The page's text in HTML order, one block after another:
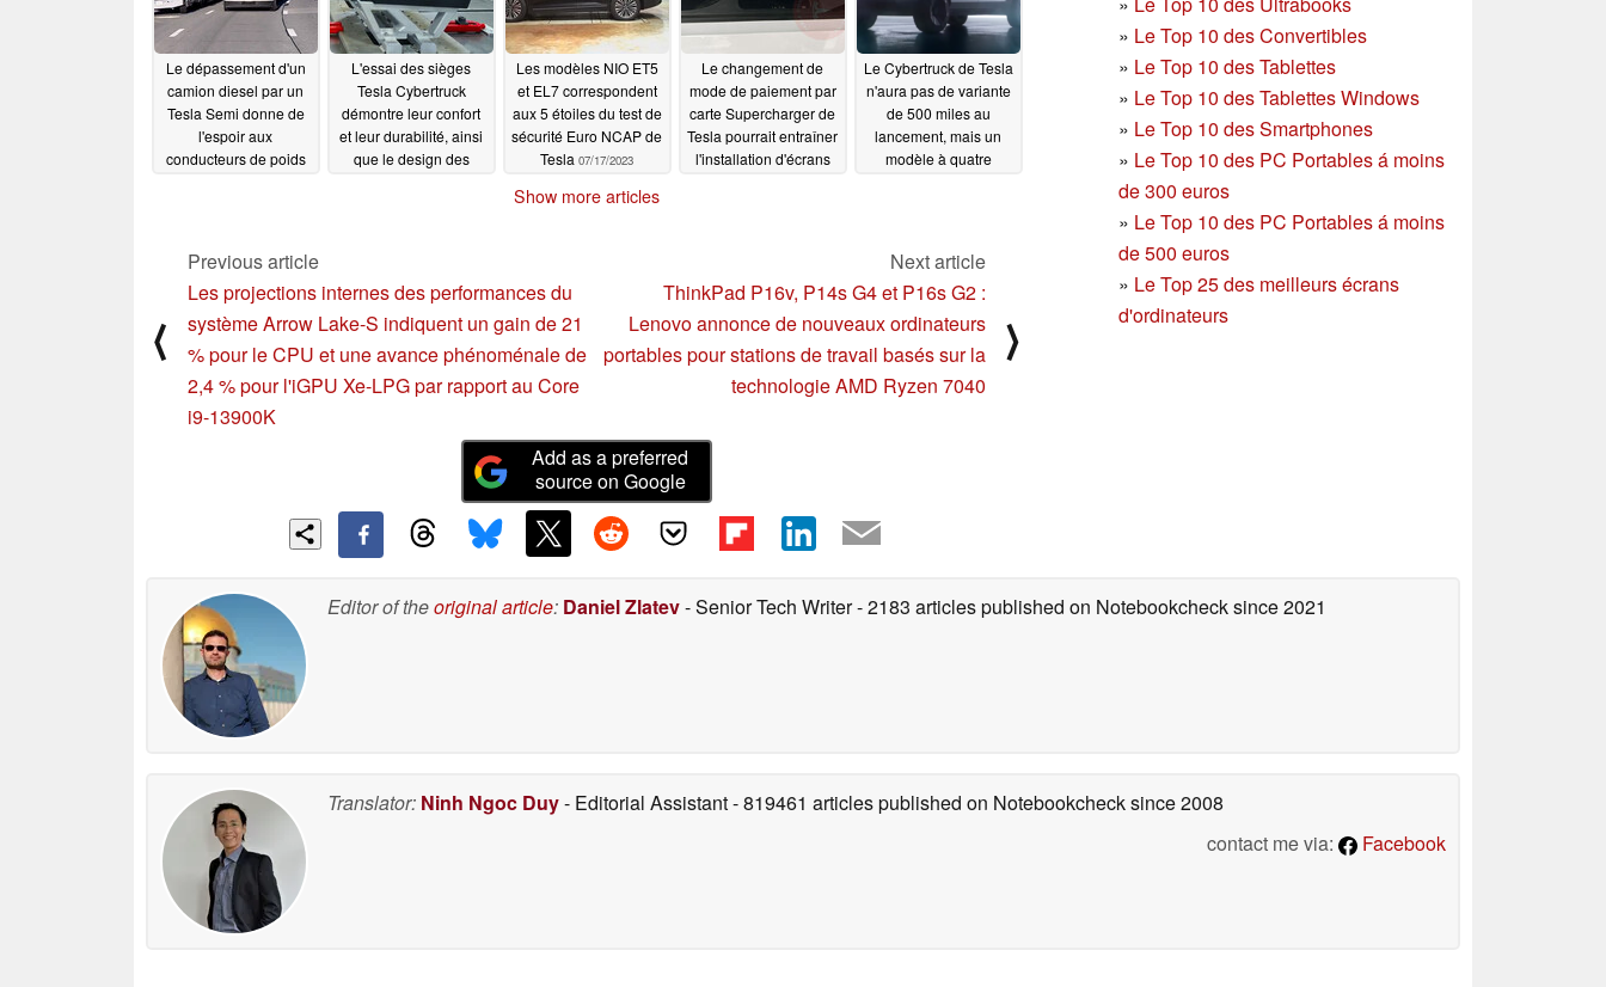
» Le Top 10 des Convertibles
» Le Top 10 des Tablettes
» Le Top 10 des Tablettes Windows
» Le Top 10 des Smartphones
» Le Top 10 des PC Portables á moins
de 300 euros
» Le Top 10 des PC Portables á moins
de 500 euros
» Le Top 25 des meilleurs écrans
d'ordinateurs
Le dépassement d'un
camion diesel par un
Tesla Semi donne de
l'espoir aux
conducteurs de poids
L'essai des sièges
Tesla Cybertruck
démontre leur confort
et leur durabilité, ainsi
que le design des
Les modèles NIO ET5
et EL7 correspondent
aux 5 étoiles du test de
sécurité Euro NCAP de
Tesla 07/17/2023
Le changement de
mode de paiement par
carte Supercharger de
Tesla pourrait entraîner
l'installation d'écrans
Le Cybertruck de Tesla
n'aura pas de variante
de 500 miles au
lancement, mais un
modèle à quatre
Show more articles
⟨
Previous article
Les projections internes des performances du
système Arrow Lake-S indiquent un gain de 21
% pour le CPU et une avance phénoménale de
2,4 % pour l'iGPU Xe-LPG par rapport au Core
i9-13900K
Next article
ThinkPad P16v, P14s G4 et P16s G2 :
Lenovo annonce de nouveaux ordinateurs
portables pour stations de travail basés sur la
technologie AMD Ryzen 7040
⟩
Add as a preferred
source on Google
Editor of theoriginal article: Daniel Zlatev- Senior Tech Writer- 2183 articles published on Notebookchecksince 2021
Translator: Ninh Ngoc Duy- Editorial Assistant- 819461 articles published on Notebookchecksince 2008
contact me via:
Facebook